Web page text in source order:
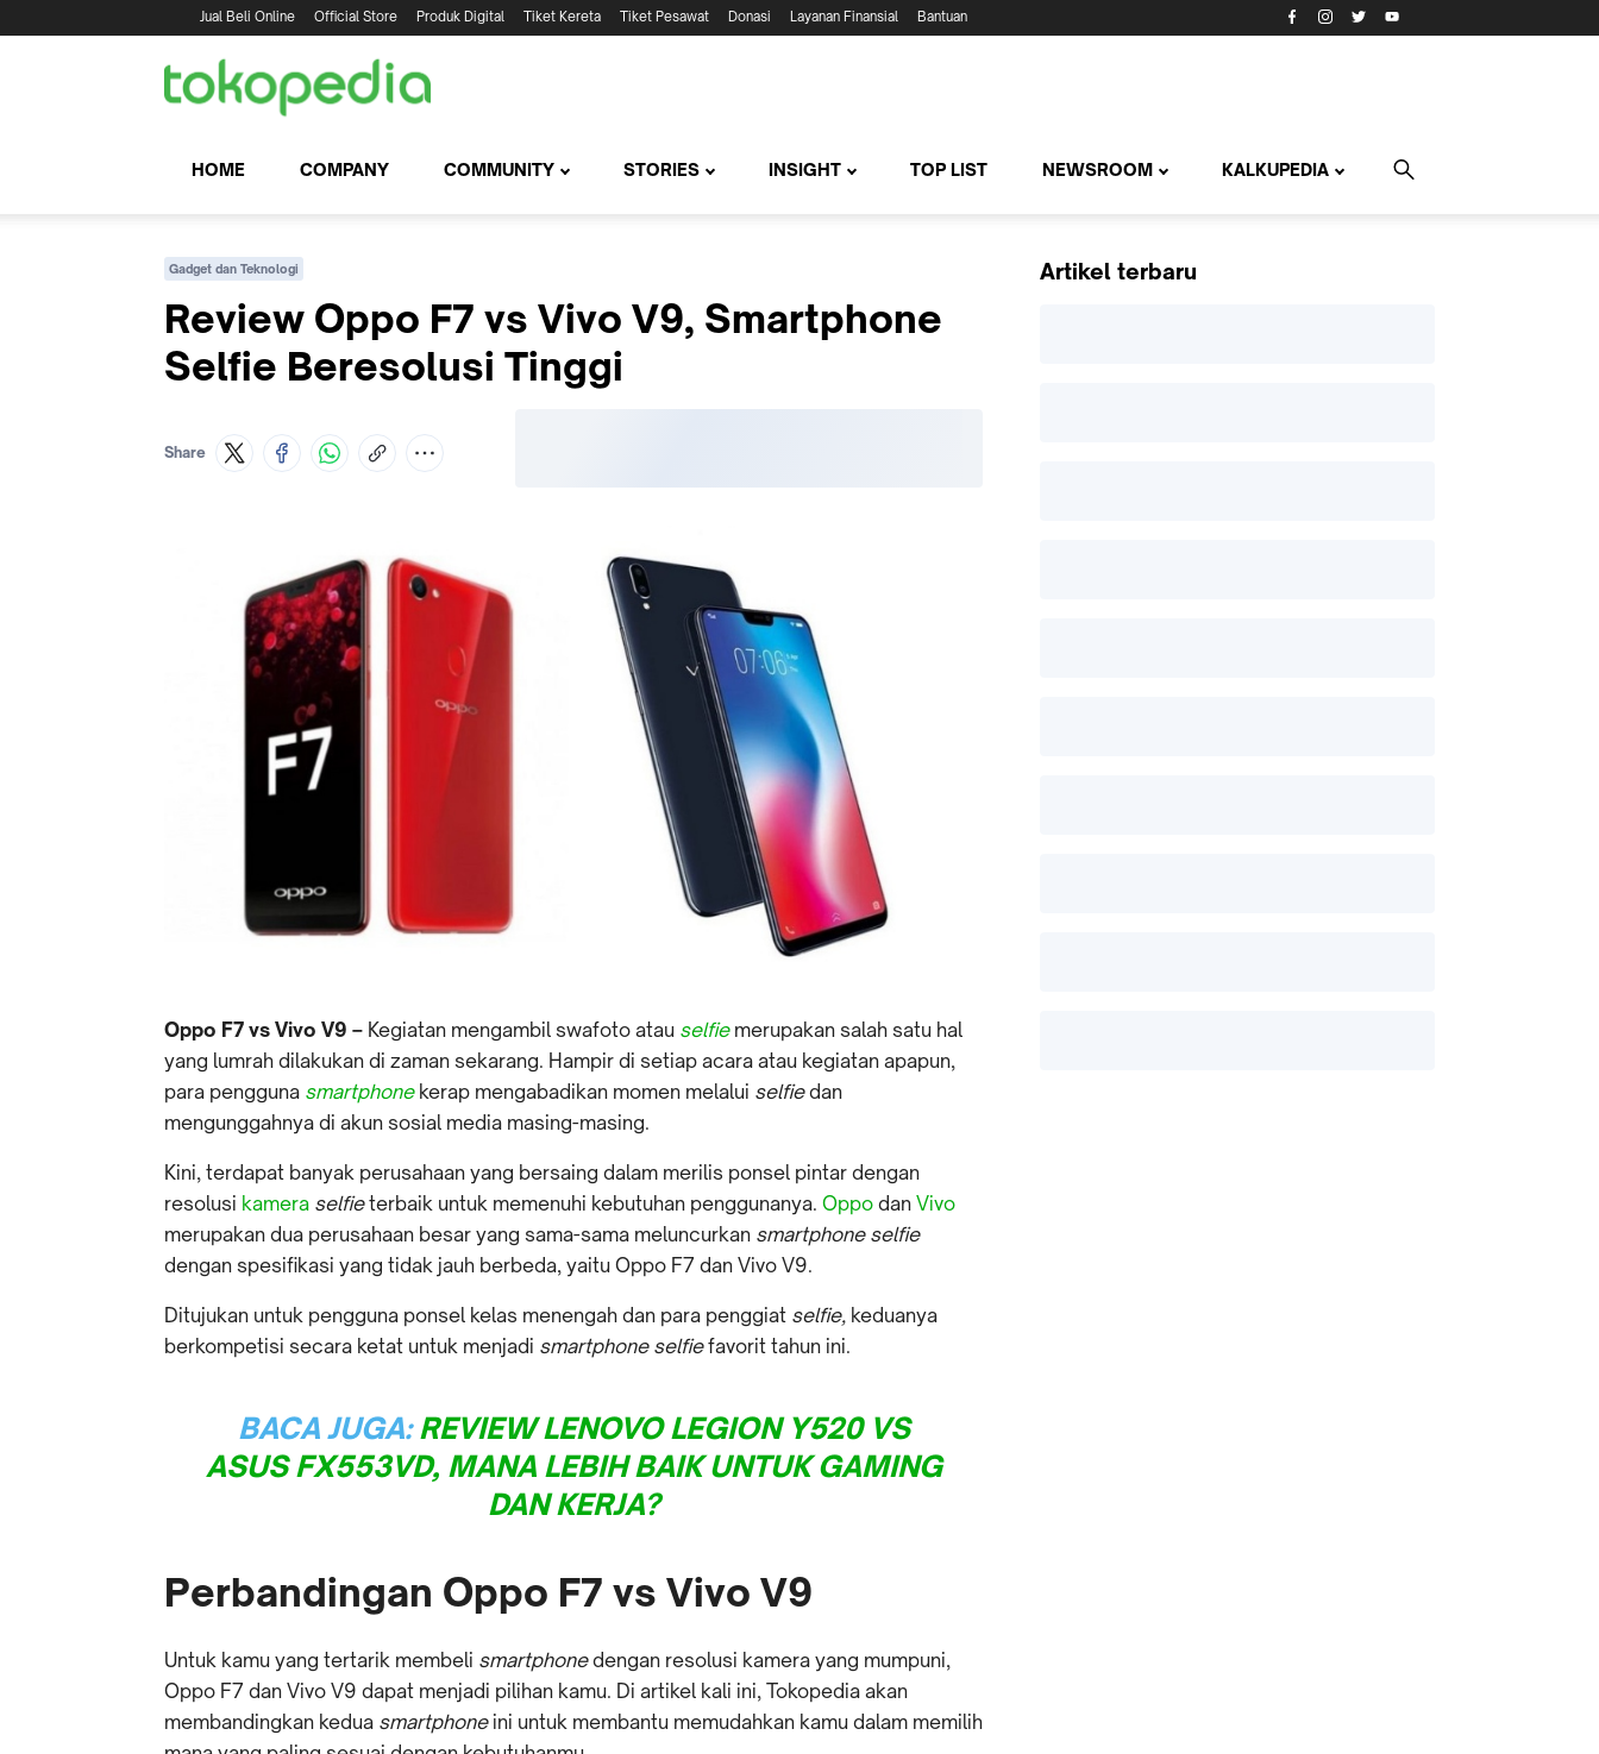
Jual Beli Online Official Store Produk Digital Tiket Kereta Tiket Pesawat Donasi Layanan Finansial Bantuan
HOME COMPANY COMMUNITY STORIES INSIGHT TOP LIST NEWSROOM KALKUPEDIA
Gadget dan Teknologi
Review Oppo F7 vs Vivo V9, Smartphone
Selfie Beresolusi Tinggi
Share
Oppo F7 vs Vivo V9 – Kegiatan mengambil swafoto atau selfiemerupakan salah satu hal
yang lumrah dilakukan di zaman sekarang. Hampir di setiap acara atau kegiatan apapun,
para pengguna smartphonekerap mengabadikan momen melalui selfiedan
mengunggahnya di akun sosial media masing-masing.
Kini, terdapat banyak perusahaan yang bersaing dalam merilis ponsel pintar dengan
resolusi kamera selfieterbaik untuk memenuhi kebutuhan penggunanya. Oppo dan Vivo
merupakan dua perusahaan besar yang sama-sama meluncurkan smartphone selfie
dengan spesifikasi yang tidak jauh berbeda, yaitu Oppo F7 dan Vivo V9.
Ditujukan untuk pengguna ponsel kelas menengah dan para penggiat selfie, keduanya
berkompetisi secara ketat untuk menjadi smartphone selfiefavorit tahun ini.
BACA JUGA:REVIEW LENOVO LEGION Y520 VS
ASUS FX553VD, MANA LEBIH BAIK UNTUK GAMING
DAN KERJA?
Perbandingan Oppo F7 vs Vivo V9
Untuk kamu yang tertarik membeli smartphonedengan resolusi kamera yang mumpuni,
Oppo F7 dan Vivo V9 dapat menjadi pilihan kamu. Di artikel kali ini, Tokopedia akan
membandingkan kedua smartphone ini untuk membantu memudahkan kamu dalam memilih
Artikel terbaru